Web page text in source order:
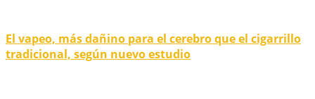
El vapeo, más dañino para el cerebro que el cigarrillo
tradicional, según nuevo estudio